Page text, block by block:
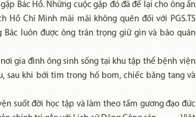
Bác Hồ. Những cuộc gặp đó đã để lại cho ông ấn
Hồ Chí Minh mãi mãi không quên đối với PGS.TS
Bác luôn được ông trân trọng giữ gìn và bảo quản
gia đình ông sinh sống tại khu tập thể bệnh viện
sau khi bới tìm trong hố bom, chiếc băng tang và
suốt đời học tập và làm theo tấm gương đạo đức